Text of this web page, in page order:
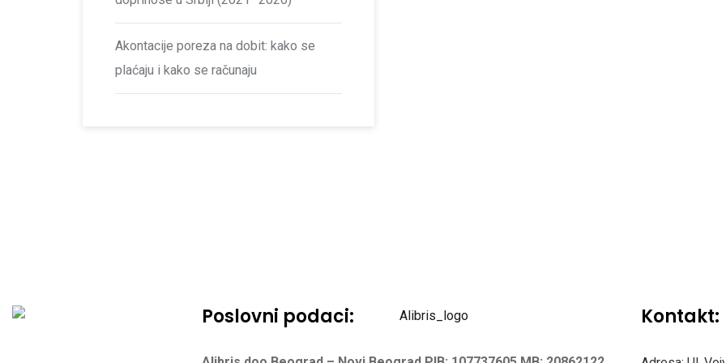
Akontacije poreza na dobit: kako se
plaćaju i kako se računaju
Poslovni podaci: Kontakt: